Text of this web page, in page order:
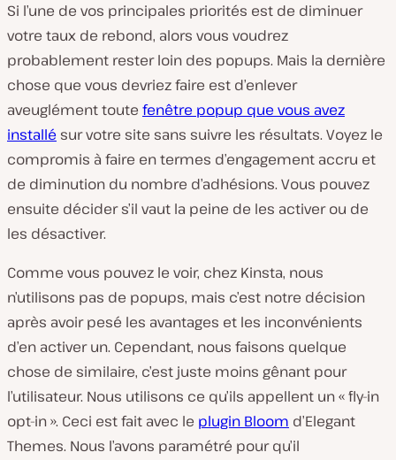
Si l’une de vos principales priorités est de diminuer
votre taux de rebond, alors vous voudrez
probablement rester loin des popups. Mais la dernière
chose que vous devriez faire est d’enlever
aveuglément toute fenêtre popup que vous avez
installé sur votre site sans suivre les résultats. Voyez le
compromis à faire en termes d’engagement accru et
de diminution du nombre d’adhésions. Vous pouvez
ensuite décider s’il vaut la peine de les activer ou de
les désactiver.
Comme vous pouvez le voir, chez Kinsta, nous
n’utilisons pas de popups, mais c’est notre décision
après avoir pesé les avantages et les inconvénients
d’en activer un. Cependant, nous faisons quelque
chose de similaire, c’est juste moins gênant pour
l’utilisateur. Nous utilisons ce qu’ils appellent un « fly-in
opt-in ». Ceci est fait avec le plugin Bloom d’Elegant
Themes. Nous l’avons paramétré pour qu’il